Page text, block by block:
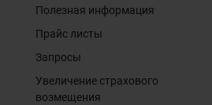
Полезная информация
Прайс листы
Запросы
Увеличение страхового
возмещения